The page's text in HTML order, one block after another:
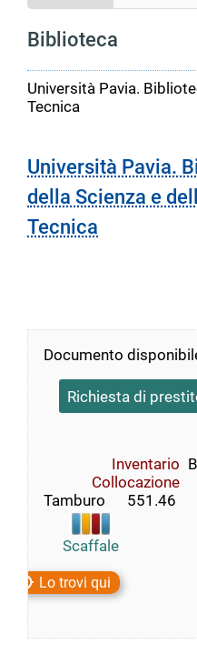
Biblioteca
Università Pavia.
Tecnica
Università Pavia.
della Scienza e
Tecnica
Documento
Richiesta di
Inventario
Collocazione
Tamburo      551.46
Scaffale
Lo trovi qui